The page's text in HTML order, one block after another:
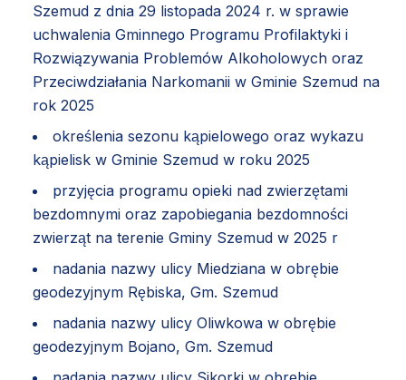
Szemud z dnia 29 listopada 2024 r. w sprawie
uchwalenia Gminnego Programu Profilaktyki i
Rozwiązywania Problemów Alkoholowych oraz
Przeciwdziałania Narkomanii w Gminie Szemud na
rok 2025
określenia sezonu kąpielowego oraz wykazu
kąpielisk w Gminie Szemud w roku 2025
przyjęcia programu opieki nad zwierzętami
bezdomnymi oraz zapobiegania bezdomności
zwierząt na terenie Gminy Szemud w 2025 r
nadania nazwy ulicy Miedziana w obrębie
geodezyjnym Rębiska, Gm. Szemud
nadania nazwy ulicy Oliwkowa w obrębie
geodezyjnym Bojano, Gm. Szemud